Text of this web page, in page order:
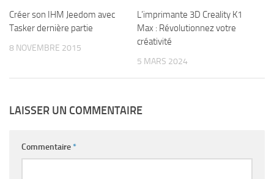
Créer son IHM Jeedom avec
Tasker dernière partie
8 NOVEMBRE 2015
L’imprimante 3D Creality K1
Max : Révolutionnez votre
créativité
5 MARS 2024
LAISSER UN COMMENTAIRE
Commentaire*